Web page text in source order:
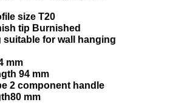
size T20
tip Burnished
suitable for wall hanging
mm
94 mm
2 component handle
mm